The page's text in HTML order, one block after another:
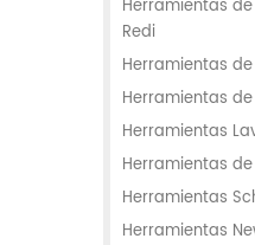
Herramientas
Redi
Herramientas
Herramientas
Herramientas
Herramientas
Herramientas
Herramientas